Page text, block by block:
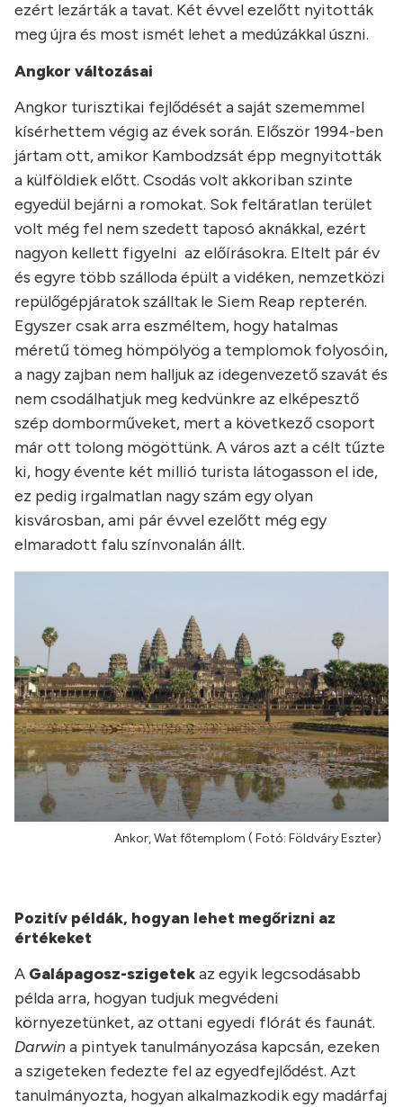
ezért lezárták a tavat. Két évvel ezelőtt nyitották
meg újra és most ismét lehet a medúzákkal úszni.
Angkor változásai
Angkor turisztikai fejlődését a saját szememmel
kísérhettem végig az évek során. Először 1994-ben
jártam ott, amikor Kambodzsát épp megnyitották
a külföldiek előtt. Csodás volt akkoriban szinte
egyedül bejárni a romokat. Sok feltáratlan terület
volt még fel nem szedett taposó aknákkal, ezért
nagyon kellett figyelni az előírásokra. Eltelt pár év
és egyre több szálloda épült a vidéken, nemzetközi
repülőgépjáratok szálltak le Siem Reap repterén.
Egyszer csak arra eszméltem, hogy hatalmas
méretű tömeg hömpölyög a templomok folyosóin,
a nagy zajban nem halljuk az idegenvezető szavát és
nem csodálhatjuk meg kedvünkre az elképesztő
szép domborműveket, mert a következő csoport
már ott tolong mögöttünk. A város azt a célt tűzte
ki, hogy évente két millió turista látogasson el ide,
ez pedig irgalmatlan nagy szám egy olyan
kisvárosban, ami pár évvel ezelőtt még egy
elmaradott falu színvonalán állt.
Ankor, Wat főtemplom ( Fotó: Földváry Eszter)
Pozitív példák, hogyan lehet megőrizni az
értékeket
A Galápagosz-szigetekaz egyik legcsodásabb
példa arra, hogyan tudjuk megvédeni
környezetünket, az ottani egyedi flórát és faunát.
Darwina pintyek tanulmányozása kapcsán, ezeken
a szigeteken fedezte fel az egyedfejlődést. Azt
tanulmányozta, hogyan alkalmazkodik egy madárfaj